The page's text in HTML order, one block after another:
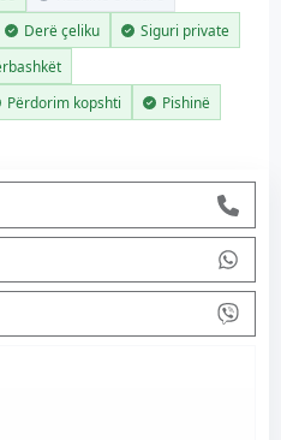
Derë çeliku
Siguri private
Përdorim kopshti
Pishinë